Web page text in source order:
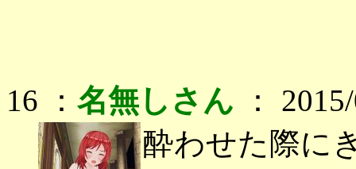
16 ： 名無しさん ：
酔わせた際に